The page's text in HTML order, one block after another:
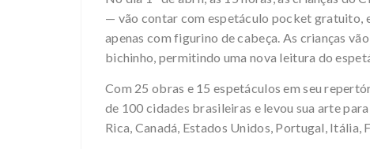
— vão contar com espetáculo pocket gratuito,
apenas com figurino de cabeça. As crianças
bichinho, permitindo uma nova leitura do
Com 25 obras e 15 espetáculos em seu
de 100 cidades brasileiras e levou sua arte
Rica, Canadá, Estados Unidos, Portugal, Itália,